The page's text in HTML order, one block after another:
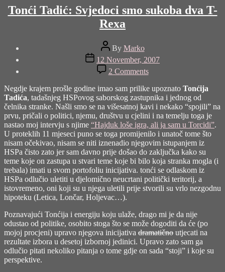
Tonći Tadić: Svjedoci smo sukoba dva T-
Rexa
Post
author
By Marko
Post
date
12 November, 2007
2 Commentson
Tonći
Tadić:
Svjedoci
smo
sukoba
dva
T-
Rexa
Negdje krajem prošle godine imao sam prilike upoznato Tonćija
Tadića, tadašnjeg HSPovog saborskog zastupnika i jednog od
čelnika stranke. Našli smo se na višesatnoj kavi i nekako “spojili” na
prvu, pričali o politici, njemu, društvu u cjelini i na temelju toga je
nastao moj intervju s njime “Hajduk loše igra, ali ja sam u Torcidi”.
U proteklih 11 mjeseci puno se toga promijenilo i unatoč tome što
nisam očekivao, nisam se niti iznenadio njegovim istupanjem iz
HSPa čisto zato jer sam davno prije došao do zaključka kako su
teme koje on zastupa u stvari teme koje bi bilo koja stranka mogla (i
trebala) imati u svom portofoliu inicijativa. tonći se odlaskom iz
HSPa odlučio uletiti u djelomično neucrtani politički teritorij, a
istovremeno, oni koji su u njega uletili prije stvorili su vrlo nezgodnu
hipoteku (Letica, Lončar, Holjevac…).
Poznavajući Tonćija i energiju koju ulaže, drago mi je da nije
odustao od politike, osobito stoga što se može dogoditi da će (po
mojoj procjeni) upravo njegova inicijativa dramatično utjecati na
rezultate izbora u desetoj izbornoj jedinici. Upravo zato sam ga
odlučio pitati nekoliko pitanja o tome gdje on sada “stoji” i koje su
perspektive.